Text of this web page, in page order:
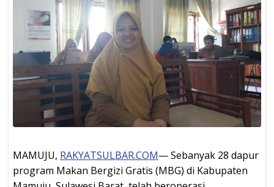
MAMUJU, RAKYATSULBAR.COM— Sebanyak 28 dapur
program Makan Bergizi Gratis (MBG) di Kabupaten